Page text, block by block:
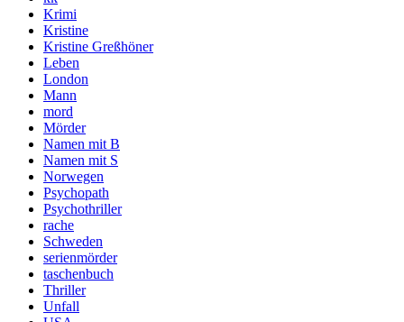
Krimi
Kristine
Kristine Greßhöner
Leben
London
Mann
mord
Mörder
Namen mit B
Namen mit S
Norwegen
Psychopath
Psychothriller
rache
Schweden
serienmörder
taschenbuch
Thriller
Unfall